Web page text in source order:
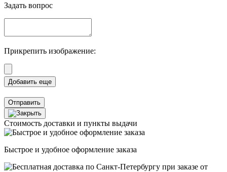
Задать вопрос
Прикрепить изображение:
Отправить
Стоимость доставки и пункты выдачи
Быстрое и удобное оформление заказа